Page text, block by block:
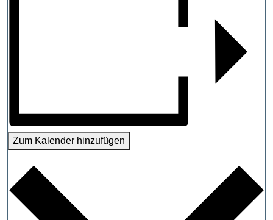
Zum Kalender hinzufügen